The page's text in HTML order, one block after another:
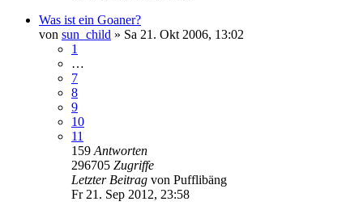
Was ist ein Goaner?
von sun_child » Sa 21. Okt 2006, 13:02
1
…
7
8
9
10
11
159 Antworten
296705 Zugriffe
Letzter Beitrag von Pufflibäng
Fr 21. Sep 2012, 23:58